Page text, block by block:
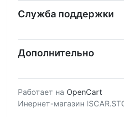
Служба поддержки
Дополнительно
Работает на OpenCart
Инернет-магазин